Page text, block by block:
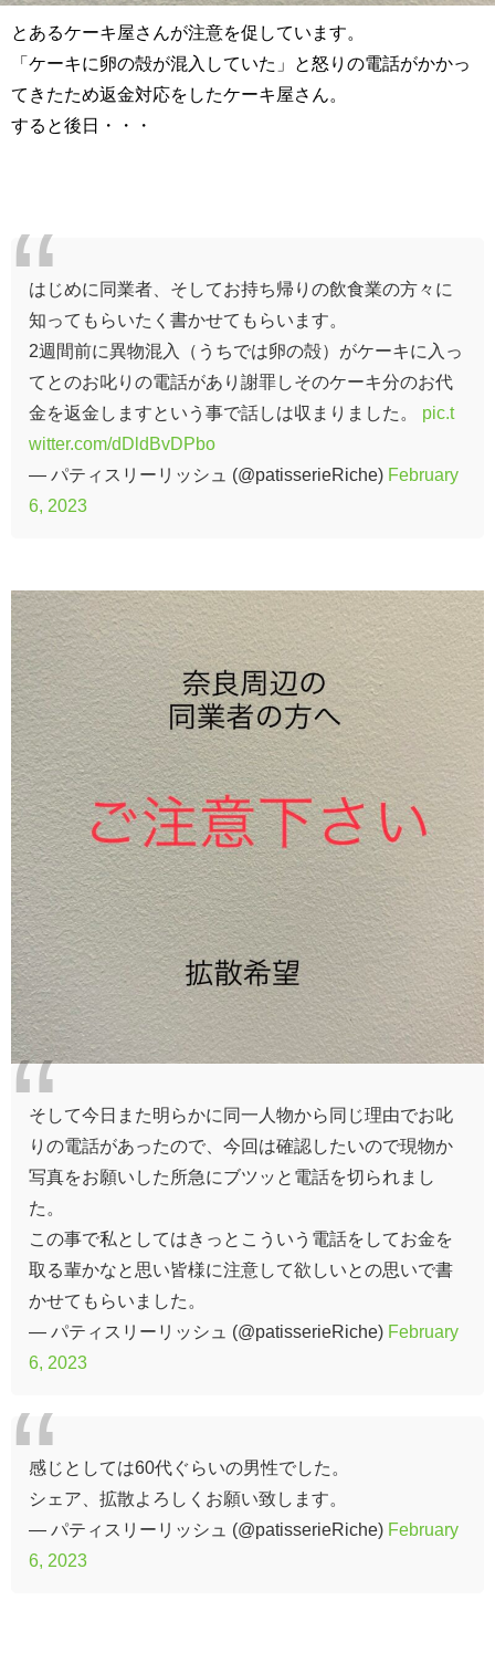
とあるケーキ屋さんが注意を促しています。
「ケーキに卵の殻が混入していた」と怒りの電話がかかっ
てきたため返金対応をしたケーキ屋さん。
すると後日・・・
はじめに同業者、そしてお持ち帰りの飲食業の方々に
知ってもらいたく書かせてもらいます。
2週間前に異物混入（うちでは卵の殻）がケーキに入っ
てとのお叱りの電話があり謝罪しそのケーキ分のお代
金を返金しますという事で話しは収まりました。 pic.t
witter.com/dDldBvDPbo
— パティスリーリッシュ (@patisserieRiche) February
6, 2023
そして今日また明らかに同一人物から同じ理由でお叱
りの電話があったので、今回は確認したいので現物か
写真をお願いした所急にブツッと電話を切られまし
た。
この事で私としてはきっとこういう電話をしてお金を
取る輩かなと思い皆様に注意して欲しいとの思いで書
かせてもらいました。
— パティスリーリッシュ (@patisserieRiche) February
6, 2023
感じとしては60代ぐらいの男性でした。
シェア、拡散よろしくお願い致します。
— パティスリーリッシュ (@patisserieRiche) February
6, 2023